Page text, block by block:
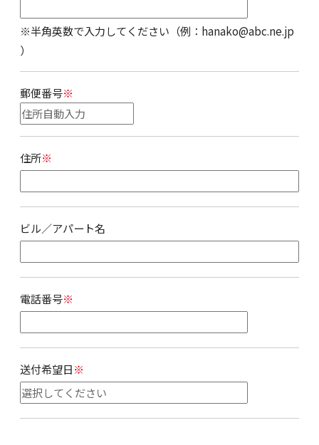
※半角英数で入力してください（例：hanako@abc.ne.jp
）
郵便番号※
住所※
ビル／アパート名
電話番号※
送付希望日※